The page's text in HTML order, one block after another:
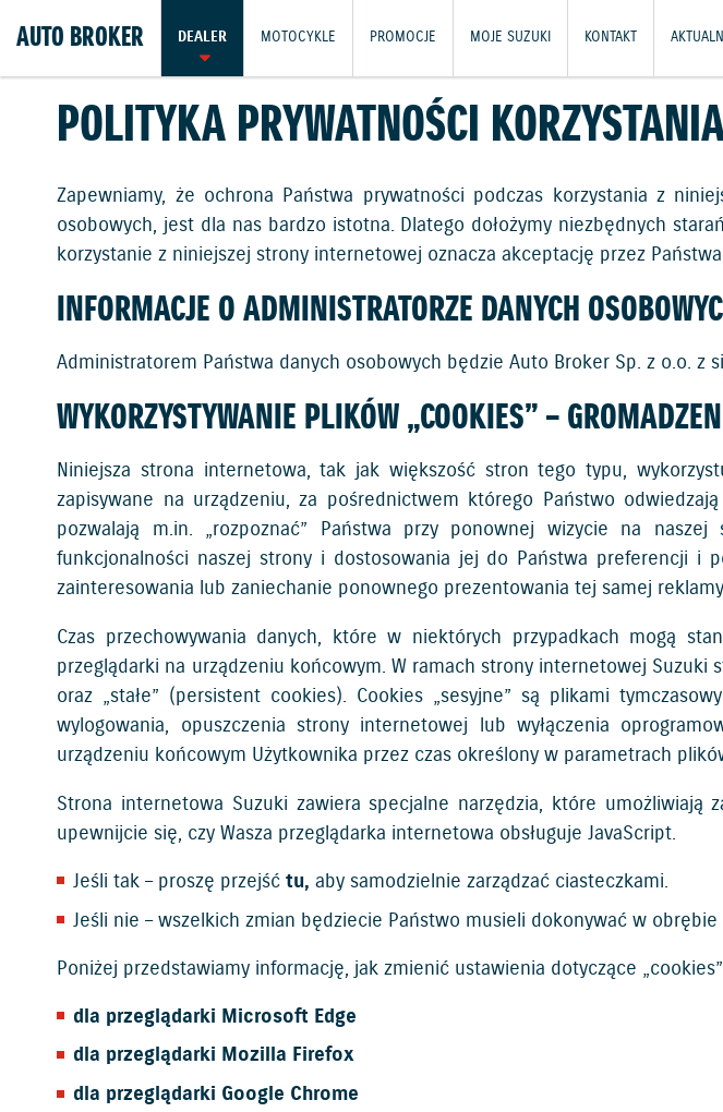
AUTO BROKER DEALER MOTOCYKLE PROMOCJE MOJE SUZUKI KONTAKT
POLITYKA PRYWATNOŚCI
Zapewniamy, że ochrona Państwa prywatności podczas korzystania z
osobowych, jest dla nas bardzo istotna. Dlatego dołożymy niezbędnych
korzystanie z niniejszej strony internetowej oznacza akceptację przez Państwa
INFORMACJE O ADMINISTRATORZE DANYCH
Administratorem Państwa danych osobowych będzie Auto Broker Sp. z o.o. z
WYKORZYSTYWANIE PLIKÓW „COOKIES” –
Niniejsza strona internetowa, tak jak większość stron tego typu,
zapisywane na urządzeniu, za pośrednictwem którego Państwo
pozwalają m.in. „rozpoznać” Państwa przy ponownej wizycie na
funkcjonalności naszej strony i dostosowania jej do Państwa preferencji i
zainteresowania lub zaniechanie ponownego prezentowania tej samej
Czas przechowywania danych, które w niektórych przypadkach mogą
przeglądarki na urządzeniu końcowym. W ramach strony internetowej
oraz „stałe” (persistent cookies). Cookies „sesyjne” są plikami
wylogowania, opuszczenia strony internetowej lub wyłączenia
urządzeniu końcowym Użytkownika przez czas określony w parametrach
Strona internetowa Suzuki zawiera specjalne narzędzia, które umożliwiają
upewnijcie się, czy Wasza przeglądarka internetowa obsługuje JavaScript.
Jeśli tak – proszę przejść tu, aby samodzielnie zarządzać ciasteczkami.
Jeśli nie – wszelkich zmian będziecie Państwo musieli dokonywać w
Poniżej przedstawiamy informację, jak zmienić ustawienia dotyczące
dla przeglądarki Microsoft Edge
dla przeglądarki Mozilla Firefox
dla przeglądarki Google Chrome